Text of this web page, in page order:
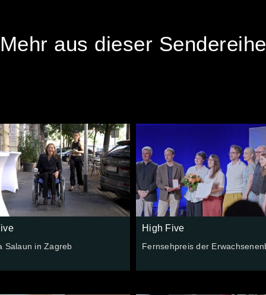
Mehr aus dieser Sendereihe
Salaun in Zagreb
High Five
Fernsehpreis der